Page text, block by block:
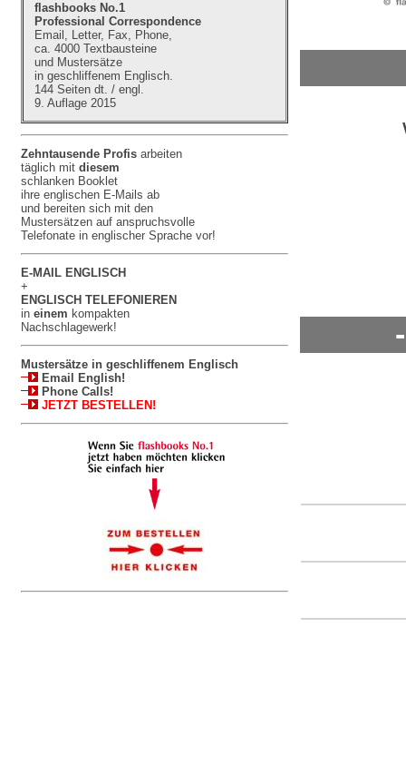
flashbooks No.1
Professional Correspondence
Email, Letter, Fax, Phone,
ca. 4000 Textbausteine
und Mustersätze
in geschliffenem Englisch.
144 Seiten dt. / engl.
9. Auflage 2015
Zehntausende Profis arbeiten
täglich mit diesem
schlanken Booklet
ihre englischen E-Mails ab
und bereiten sich mit den
Mustersätzen auf anspruchsvolle
Telefonate in englischer Sprache vor!
E-MAIL ENGLISCH
+
ENGLISCH TELEFONIEREN
in einem kompakten
Nachschlagewerk!
Mustersätze in geschliffenem Englisch
Email English!
Phone Calls!
JETZT BESTELLEN!